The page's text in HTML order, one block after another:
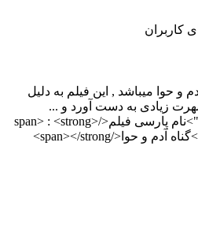
و حوا میباشد , این فیلم به دلیل
زیادی به دست آورد و ...
<span style="color: #000000;">نام پارسی فیلم</span> : <strong>